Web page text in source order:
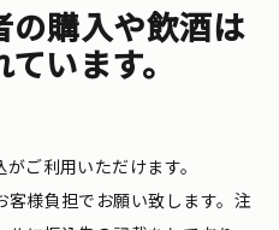
の購入や飲酒は
います。
ご利用いただけます。
様負担でお願い致します。注